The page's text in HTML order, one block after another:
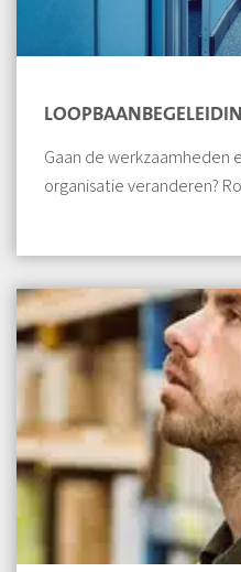
Gaan de werkzaamheden
organisatie veranderen?